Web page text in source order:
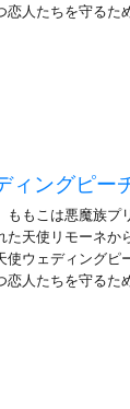
恋人たちを守る
ィングピー
ももこは悪魔族プ
た天使リモーネ
使ウェディングピ
恋人たちを守る